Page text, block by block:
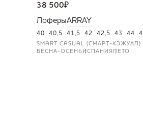
38 500₽
ЛоферыARRAY
40 40,5 41,5 42 42,5 43 44
SMART CASUAL (СМАРТ-КЭЖУАЛ)
ВЕСНА-ОСЕНЬИСПАНИЯЛЕТО